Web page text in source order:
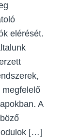
elérését.
megfelelő
A
[…]